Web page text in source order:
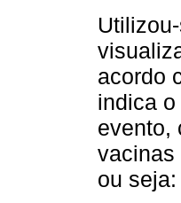
acordo
indica
evento,
vacinas
ou seja: